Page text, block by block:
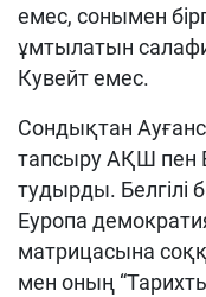
емес, сонымен
ұмтылатын
Кувейт емес.
Сондықтан
тапсыру АҚШ пен
тудырды. Белгілі
Еуропа
матрицасына
мен оның